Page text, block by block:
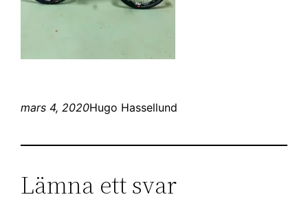
mars 4, 2020Hugo Hassellund
Lämna ett svar